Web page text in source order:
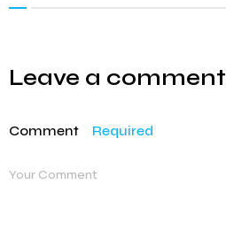
Leave a comment
Comment Required